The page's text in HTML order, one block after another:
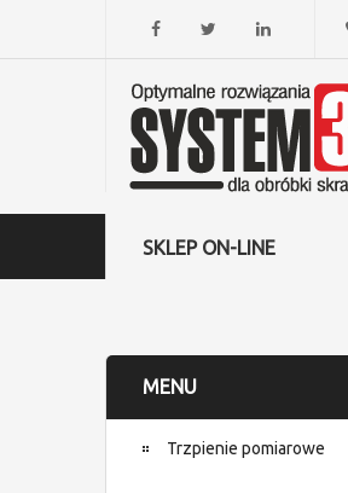
SKLEP ON-LINE
MENU
Trzpienie pomiarowe